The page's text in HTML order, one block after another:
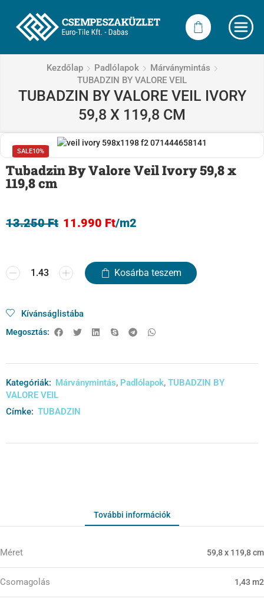
Kezdőlap Padlólapok
Márványmintás
TUBADZIN BY VALORE VEIL
TUBADZIN BY VALORE VEIL IVORY
59,8 X 119,8 CM
SALE10%
Tubadzin By Valore Veil Ivory 59,8 x
119,8 cm
13.250Ft 11.990 Ft/m2
Kosárba teszem
Kívánságlistába
Megosztás:
Kategóriák: Márványmintás, Padlólapok, TUBADZIN BY
VALORE VEIL
Címke: TUBADZIN
További információk
Méret 59,8 x 119,8 cm
Csomagolás 1,43 m2